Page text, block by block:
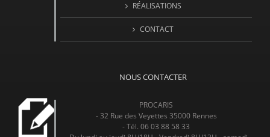
RÉALISATIONS
CONTACT
NOUS CONTACTER
PROCARIS
- 32 Rue des Veyettes 35000 Rennes
- Tél. 06 03 88 58 33